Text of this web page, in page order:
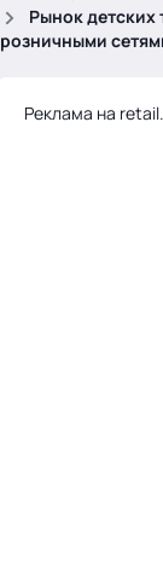
Рынок детских
розничными
Реклама на